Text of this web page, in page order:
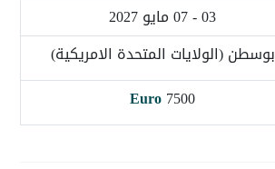
03 - 07 مايو 2027
بوسطن (الولايات المتحدة الامريكية)
7500
Euro